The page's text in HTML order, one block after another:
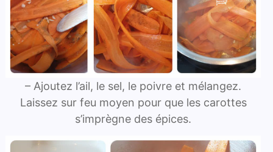
– Ajoutez l’ail, le sel, le poivre et mélangez.
Laissez sur feu moyen pour que les carottes
s’imprègne des épices.